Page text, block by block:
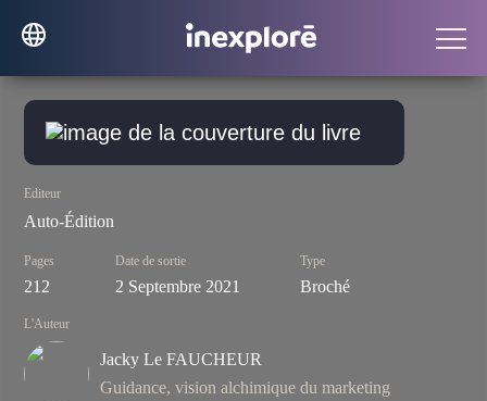
Editeur
Auto-Édition
Pages
212
Date de sortie
2 Septembre 2021
Type
Broché
L'Auteur
Jacky Le FAUCHEUR
Guidance, vision alchimique du marketing